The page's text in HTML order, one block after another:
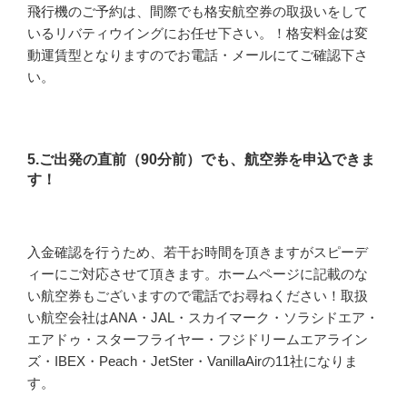
飛行機のご予約は、間際でも格安航空券の取扱いをして
いるリバティウイングにお任せ下さい。！格安料金は変
動運賃型となりますのでお電話・メールにてご確認下さ
い。
5.ご出発の直前（90分前）でも、航空券を申込できま
す！
入金確認を行うため、若干お時間を頂きますがスピーデ
ィーにご対応させて頂きます。ホームページに記載のな
い航空券もございますので電話でお尋ねください！取扱
い航空会社はANA・JAL・スカイマーク・ソラシドエア・
エアドゥ・スターフライヤー・フジドリームエアライン
ズ・IBEX・Peach・JetSter・VanillaAirの11社になりま
す。